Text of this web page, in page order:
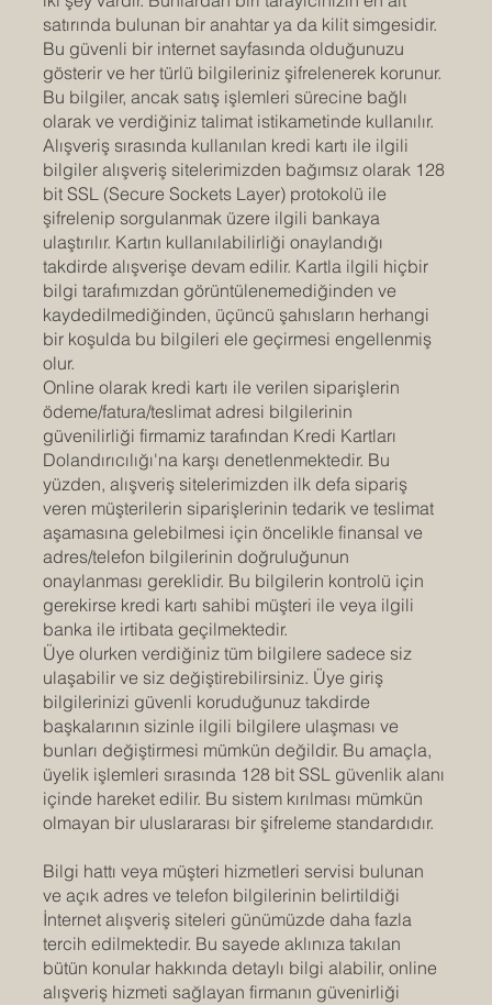
satırında bulunan bir anahtar ya da kilit simgesidir.
Bu güvenli bir internet sayfasında olduğunuzu
gösterir ve her türlü bilgileriniz şifrelenerek korunur.
Bu bilgiler, ancak satış işlemleri sürecine bağlı
olarak ve verdiğiniz talimat istikametinde kullanılır.
Alışveriş sırasında kullanılan kredi kartı ile ilgili
bilgiler alışveriş sitelerimizden bağımsız olarak 128
bit SSL (Secure Sockets Layer) protokolü ile
şifrelenip sorgulanmak üzere ilgili bankaya
ulaştırılır. Kartın kullanılabilirliği onaylandığı
takdirde alışverişe devam edilir. Kartla ilgili hiçbir
bilgi tarafımızdan görüntülenemediğinden ve
kaydedilmediğinden, üçüncü şahısların herhangi
bir koşulda bu bilgileri ele geçirmesi engellenmiş
olur.
Online olarak kredi kartı ile verilen siparişlerin
ödeme/fatura/teslimat adresi bilgilerinin
güvenilirliği firmamiz tarafından Kredi Kartları
Dolandırıcılığı'na karşı denetlenmektedir. Bu
yüzden, alışveriş sitelerimizden ilk defa sipariş
veren müşterilerin siparişlerinin tedarik ve teslimat
aşamasına gelebilmesi için öncelikle finansal ve
adres/telefon bilgilerinin doğruluğunun
onaylanması gereklidir. Bu bilgilerin kontrolü için
gerekirse kredi kartı sahibi müşteri ile veya ilgili
banka ile irtibata geçilmektedir.
Üye olurken verdiğiniz tüm bilgilere sadece siz
ulaşabilir ve siz değiştirebilirsiniz. Üye giriş
bilgilerinizi güvenli koruduğunuz takdirde
başkalarının sizinle ilgili bilgilere ulaşması ve
bunları değiştirmesi mümkün değildir. Bu amaçla,
üyelik işlemleri sırasında 128 bit SSL güvenlik alanı
içinde hareket edilir. Bu sistem kırılması mümkün
olmayan bir uluslararası bir şifreleme standardıdır.
Bilgi hattı veya müşteri hizmetleri servisi bulunan
ve açık adres ve telefon bilgilerinin belirtildiği
İnternet alışveriş siteleri günümüzde daha fazla
tercih edilmektedir. Bu sayede aklınıza takılan
bütün konular hakkında detaylı bilgi alabilir, online
alışveriş hizmeti sağlayan firmanın güvenirliği